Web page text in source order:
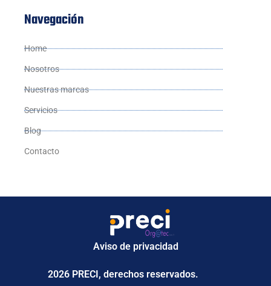
Navegación
Home
Nosotros
Nuestras marcas
Servicios
Blog
Contacto
Aviso de privacidad
2026 PRECI, derechos reservados.